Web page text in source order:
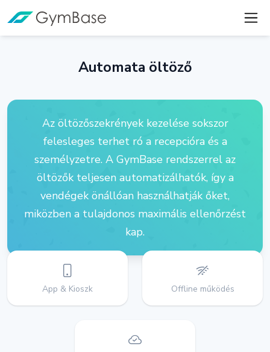
Automata öltöző
Az öltözőszekrények kezelése sokszor
felesleges terhet ró a recepcióra és a
személyzetre. A GymBase rendszerrel az
öltözők teljesen automatizálhatók, így a
vendégek önállóan használhatják őket,
miközben a tulajdonos maximális ellenőrzést
kap.
App & Kioszk Offline működés